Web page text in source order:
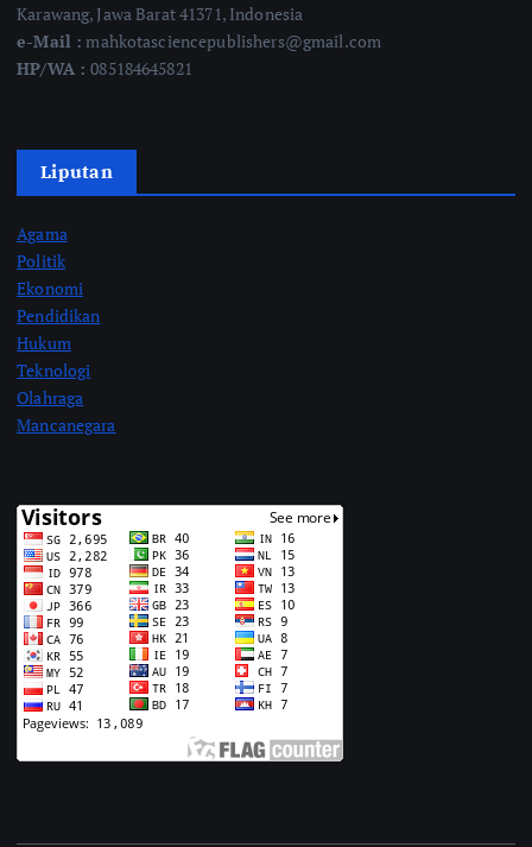
Karawang, Jawa Barat 41371, Indonesia
e-Mail : mahkotasciencepublishers@gmail.com
HP/WA :085184645821
Liputan
Agama
Politik
Ekonomi
Pendidikan
Hukum
Teknologi
Olahraga
Mancanegara